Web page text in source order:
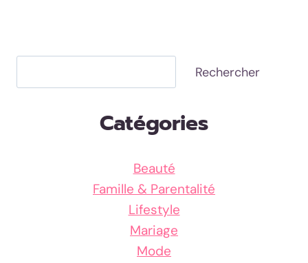
Rechercher
Catégories
Beauté
Famille & Parentalité
Lifestyle
Mariage
Mode